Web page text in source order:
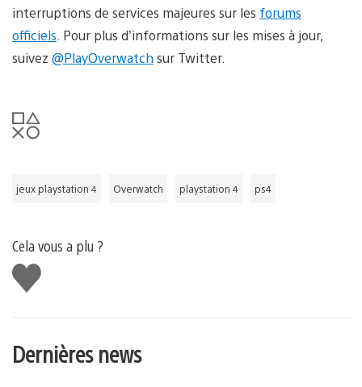
interruptions de services majeures sur les forums
officiels. Pour plus d’informations sur les mises à jour,
suivez @PlayOverwatch sur Twitter.
jeux playstation 4 Overwatch playstation 4 ps4
Cela vous a plu ?
J'aime
Dernières news